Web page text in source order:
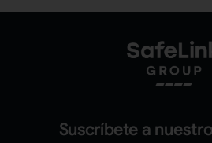
Suscríbete a
Nombre